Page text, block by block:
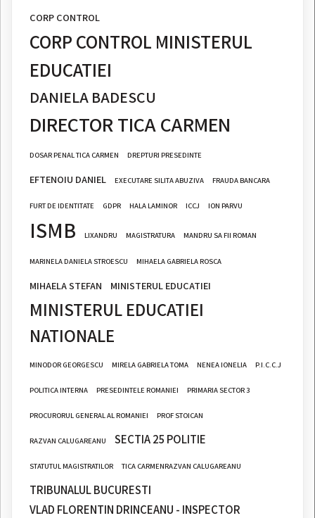
CORP CONTROL
CORP CONTROL MINISTERUL
EDUCATIEI
DANIELA BADESCU
DIRECTOR TICA CARMEN
DOSAR PENAL TICA CARMEN DREPTURI PRESEDINTE
EFTENOIU DANIEL EXECUTARE SILITA ABUZIVA FRAUDA BANCARA
FURT DE IDENTITATE GDPR HALA LAMINOR ICCJ ION PARVU
ISMB LIXANDRU MAGISTRATURA MANDRU SA FII ROMAN
MARINELA DANIELA STROESCU MIHAELA GABRIELA ROSCA
MIHAELA STEFAN MINISTERUL EDUCATIEI
MINISTERUL EDUCATIEI
NATIONALE
MINODOR GEORGESCU MIRELA GABRIELA TOMA NENEA IONELIA P.I.C.C.J
POLITICA INTERNA PRESEDINTELE ROMANIEI PRIMARIA SECTOR 3
PROCURORUL GENERAL AL ROMANIEI PROF STOICAN
RAZVAN CALUGAREANU SECTIA 25 POLITIE
STATUTUL MAGISTRATILOR TICA CARMENRAZVAN CALUGAREANU
TRIBUNALUL BUCURESTI
VLAD FLORENTIN DRINCEANU - INSPECTOR